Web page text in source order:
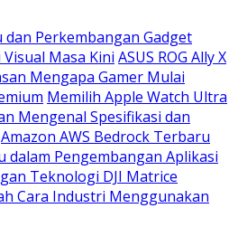
Perkembangan Gadget
Masa Kini ASUS ROG Ally X
Mengapa Gamer Mulai
Memilih Apple Watch Ultra
Mengenal Spesifikasi dan
Amazon AWS Bedrock Terbaru
dalam Pengembangan Aplikasi
Teknologi DJI Matrice
Cara Industri Menggunakan